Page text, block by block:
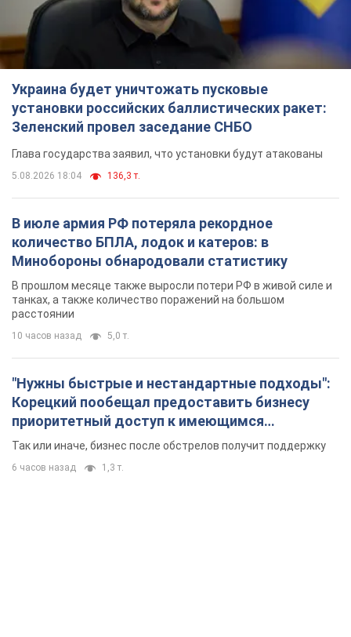
Украина будет уничтожать пусковые
установки российских баллистических ракет:
Зеленский провел заседание СНБО
Глава государства заявил, что установки будут атакованы
5.08.2026 18:04 136,3 т.
В июле армия РФ потеряла рекордное
количество БПЛА, лодок и катеров: в
Минобороны обнародовали статистику
В прошлом месяце также выросли потери РФ в живой силе и
танках, а также количество поражений на большом
расстоянии
10 часов назад 5,0 т.
"Нужны быстрые и нестандартные подходы":
Корецкий пообещал предоставить бизнесу
приоритетный доступ к имеющимся
складским помещениям
Так или иначе, бизнес после обстрелов получит поддержку
6 часов назад 1,3 т.